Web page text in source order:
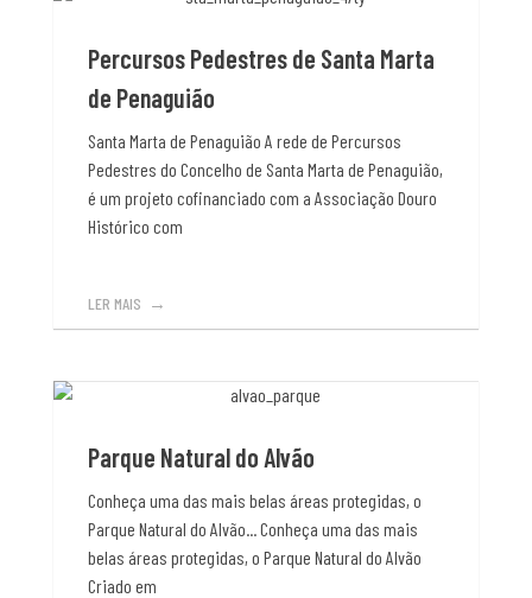
Percursos Pedestres de Santa Marta
de Penaguião
Santa Marta de Penaguião A rede de Percursos
Pedestres do Concelho de Santa Marta de Penaguião,
é um projeto cofinanciado com a Associação Douro
Histórico com
LER MAIS
Parque Natural do Alvão
Conheça uma das mais belas áreas protegidas, o
Parque Natural do Alvão... Conheça uma das mais
belas áreas protegidas, o Parque Natural do Alvão
Criado em